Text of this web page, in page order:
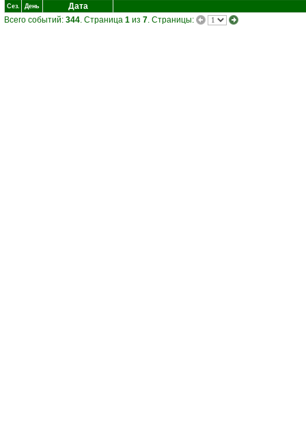
Сез. День
Дата
Всего событий: 344. Страница 1 из 7. Страницы: